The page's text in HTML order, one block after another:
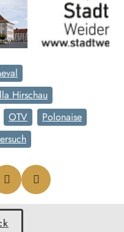
Hirschau
OTV
Polonaise